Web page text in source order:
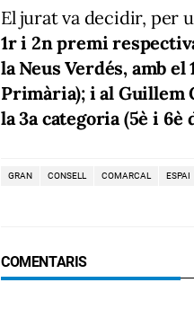
El jurat va decidir, per
1r i 2n premi
la Neus Verdés, amb
Primària); i al Guillem
la 3a categoria (5è i 6è
GRAN CONSELL COMARCAL ESPAI
COMENTARIS